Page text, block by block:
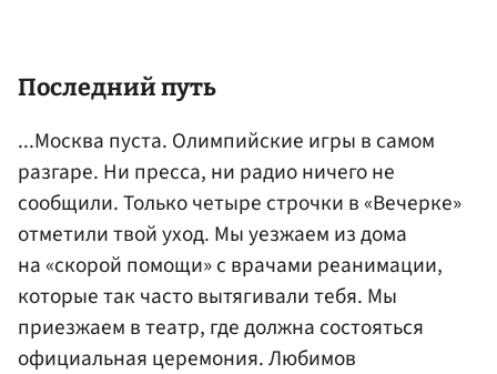
Последний путь
...Москва пуста. Олимпийские игры в самом
разгаре. Ни пресса, ни радио ничего не
сообщили. Только четыре строчки в «Вечерке»
отметили твой уход. Мы уезжаем из дома
на «скорой помощи» с врачами реанимации,
которые так часто вытягивали тебя. Мы
приезжаем в театр, где должна состояться
официальная церемония. Любимов